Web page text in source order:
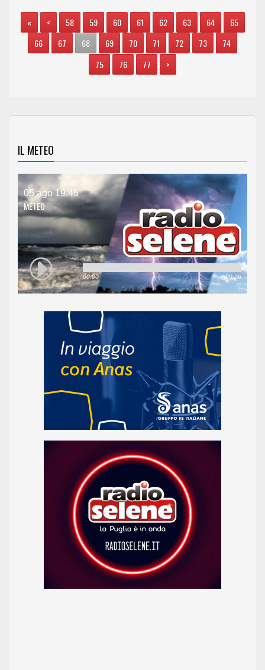
« < 58 59 60 61 62 63 64
65
66
67 68 69 70 71 72 73
74
75
76 77 >
IL METEO
05 ago 19:45
METEO
00:00 00:26